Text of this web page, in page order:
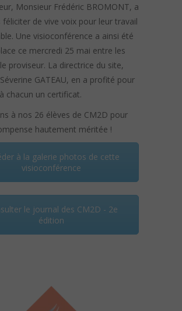
Monsieur Frédéric BROMONT, a
féliciter de vive voix pour leur travail
Une visioconférence a ainsi été
ce mercredi 25 mai entre les
proviseur. La directrice du site,
GATEAU, en a profité pour
chacun un certificat.
à nos 26 élèves de CM2D pour
hautement méritée !
à la galerie photos de cette
visioconférence
le journal des CM2D - 2e
édition